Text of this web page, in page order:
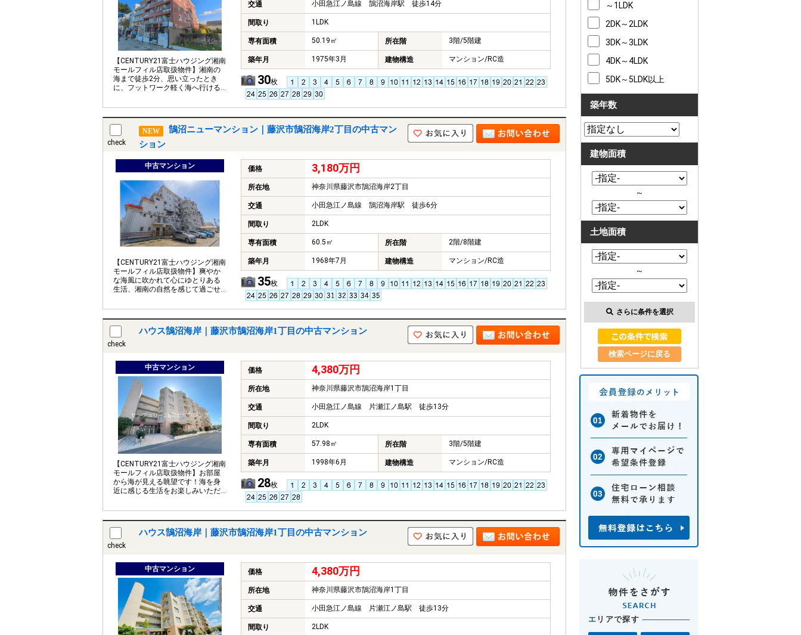
【CENTURY21富士ハウジング湘南
モールフィル店取扱物件】湘南の
海まで徒歩2分、思い立ったとき
に、フットワーク軽く海へ行ける
交通 小田急江ノ島線 鵠沼海岸駅 徒歩14分
間取り 1LDK
専有面積 50.19㎡ 所在階 3階/5階建
築年月 1975年3月 建物構造 マンション/RC造
30枚
check
NEW
鵠沼ニューマンション｜藤沢市鵠沼海岸2丁目の中古マン
ション
中古マンション
【CENTURY21富士ハウジング湘南
モールフィル店取扱物件】爽やか
な海風に吹かれて心にゆとりある
生活、湘南の自然を感じて過ごせ
価格 3,180万円
所在地 神奈川県藤沢市鵠沼海岸2丁目
交通 小田急江ノ島線 鵠沼海岸駅 徒歩6分
間取り 2LDK
専有面積 60.5㎡ 所在階 2階/8階建
築年月 1968年7月 建物構造 マンション/RC造
35枚
check
ハウス鵠沼海岸｜藤沢市鵠沼海岸1丁目の中古マンション
中古マンション
【CENTURY21富士ハウジング湘南
モールフィル店取扱物件】お部屋
から海が見える眺望です！海を身
近に感じる生活をお楽しみいただ
価格 4,380万円
所在地 神奈川県藤沢市鵠沼海岸1丁目
交通 小田急江ノ島線 片瀬江ノ島駅 徒歩13分
間取り 2LDK
専有面積 57.98㎡ 所在階 3階/5階建
築年月 1998年6月 建物構造 マンション/RC造
28枚
check
ハウス鵠沼海岸｜藤沢市鵠沼海岸1丁目の中古マンション
中古マンション 価格 4,380万円
所在地 神奈川県藤沢市鵠沼海岸1丁目
交通 小田急江ノ島線 片瀬江ノ島駅 徒歩13分
間取り 2LDK
～1LDK
2DK～2LDK
3DK～3LDK
4DK～4LDK
5DK～5LDK以上
築年数
建物面積
～
土地面積
～
さらに条件を選択
検索ページに戻る
エ リアで探す